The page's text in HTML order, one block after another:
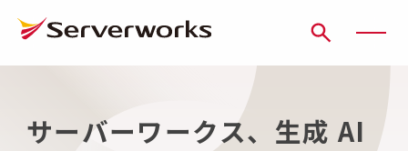
サーバーワークス、生成 AI